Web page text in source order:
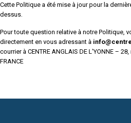
Cette Politique a été mise à jour pour la
dessus.
Pour toute question relative à notre Politique,
directement en vous adressant à info
courrier à CENTRE ANGLAIS DE L'YONNE –
FRANCE